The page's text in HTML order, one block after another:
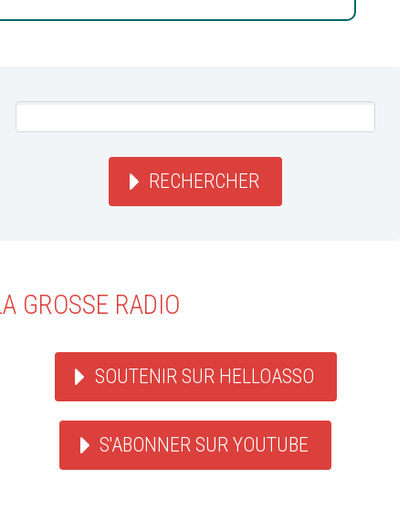
RECHERCHER
GROSSE RADIO
SOUTENIR SUR HELLOASSO
S'ABONNER SUR YOUTUBE